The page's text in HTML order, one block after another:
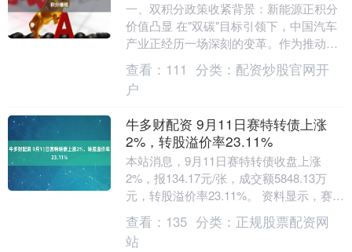
一、双积分政策收紧背景：新能源正积分
价值凸显 在"双碳"目标引领下，中国汽车
产业正经历一场深刻的变革。作为推动新
能源汽车发展的核心政策工具，"双积
分"政策（即企....
查看： 111 分类： 配资炒股官网开
户
牛多财配资 9月11日赛特转债上涨
2%，转股溢价率23.11%
本站消息，9月11日赛特转债收盘上涨
2%，报134.17元/张，成交额5848.13万
元，转股溢价率23.11%。 资料显示，赛特
转债信用级别为“A+”，债券期....
查看： 135 分类： 正规股票配资网
站